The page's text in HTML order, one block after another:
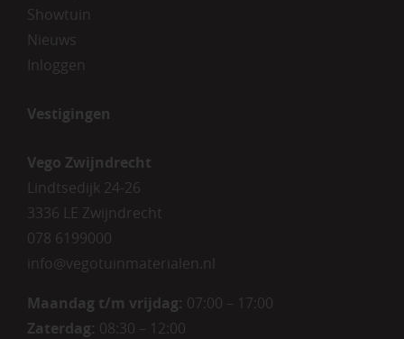
Showtuin
Nieuws
Inloggen
Vestigingen
Vego Zwijndrecht
Lindtsedijk 24-26
3336 LE Zwijndrecht
078 6199000
info@vegotuinmaterialen.nl
Maandag t/m vrijdag: 07:00 – 17:00
Zaterdag: 08:30 – 12:00